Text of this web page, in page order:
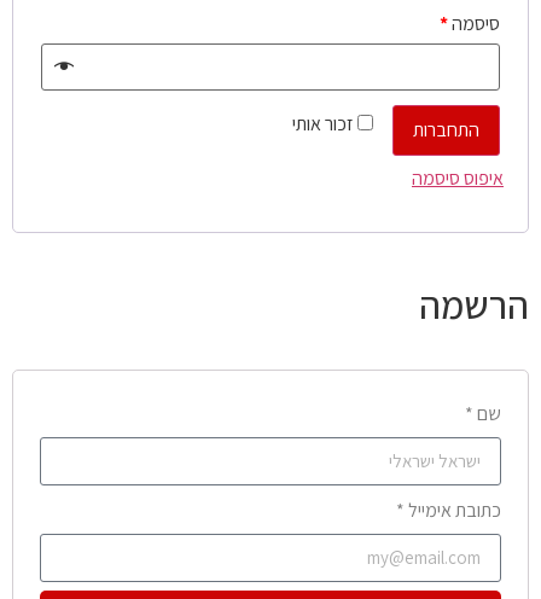
סיסמה*
זכור אותי
התחברות
איפוס סיסמה
הרשמה
שם *
כתובת אימייל *